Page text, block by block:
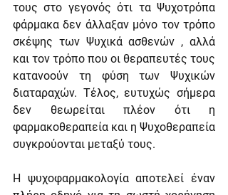
τους στο γεγονός ότι τα Ψυχοτρόπα
φάρμακα δεν άλλαξαν μόνο τον τρόπο
σκέψης των Ψυχικά ασθενών , αλλά
και τον τρόπο που οι θεραπευτές τους
κατανοούν τη φύση των Ψυχικών
διαταραχών. Τέλος, ευτυχώς σήμερα
δεν θεωρείται πλέον ότι η
φαρμακοθεραπεία και η Ψυχοθεραπεία
συγκρούονται μεταξύ τους.
Η ψυχοφαρμακολογία αποτελεί έναν